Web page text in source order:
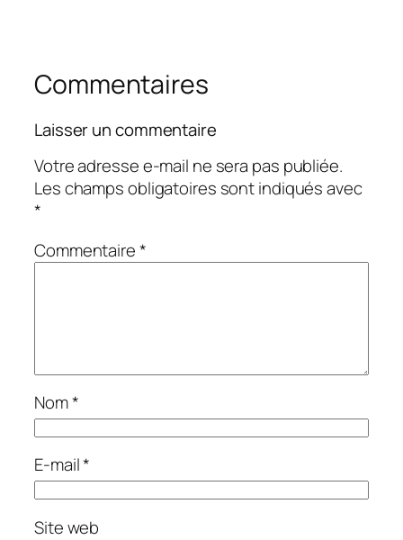
Commentaires
Laisser un commentaire
Votre adresse e-mail ne sera pas publiée.
Les champs obligatoires sont indiqués avec
*
Commentaire*
Nom*
E-mail*
Site web